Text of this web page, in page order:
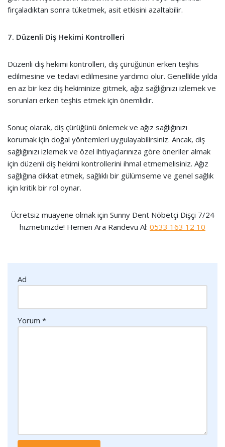
fırçaladıktan sonra tüketmek, asit etkisini azaltabilir.
7. Düzenli Diş Hekimi Kontrolleri
Düzenli diş hekimi kontrolleri, diş çürüğünün erken teşhis
edilmesine ve tedavi edilmesine yardımcı olur. Genellikle yılda
en az bir kez diş hekiminize gitmek, ağız sağlığınızı izlemek ve
sorunları erken teşhis etmek için önemlidir.
Sonuç olarak, diş çürüğünü önlemek ve ağız sağlığınızı
korumak için doğal yöntemleri uygulayabilirsiniz. Ancak, diş
sağlığınızı izlemek ve özel ihtiyaçlarınıza göre öneriler almak
için düzenli diş hekimi kontrollerini ihmal etmemelisiniz. Ağız
sağlığına dikkat etmek, sağlıklı bir gülümseme ve genel sağlık
için kritik bir rol oynar.
Ücretsiz muayene olmak için Sunny Dent Nöbetçi Dişçi 7/24
hizmetinizde! Hemen Ara Randevu Al: 0533 163 12 10
Ad
Yorum *